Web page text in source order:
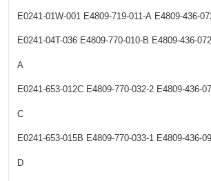
E0241-01W-001 E4809-719-011-A E4809-436-
E0241-04T-036 E4809-770-010-B E4809-436-
A
E0241-653-012C E4809-770-032-2 E4809-436-
C
E0241-653-015B E4809-770-033-1 E4809-436-
D